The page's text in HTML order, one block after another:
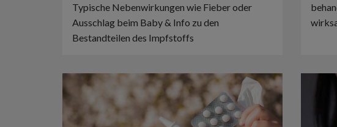
Typische Nebenwirkungen wie Fieber oder
Ausschlag beim Baby & Info zu den
Bestandteilen des Impfstoffs